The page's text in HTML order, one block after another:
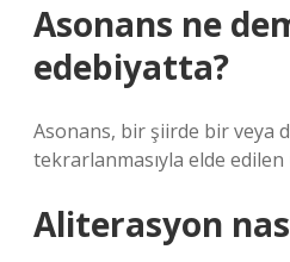
Asonans ne
edebiyatta?
Asonans, bir şiirde bir veya
tekrarlanmasıyla elde
Aliterasyon